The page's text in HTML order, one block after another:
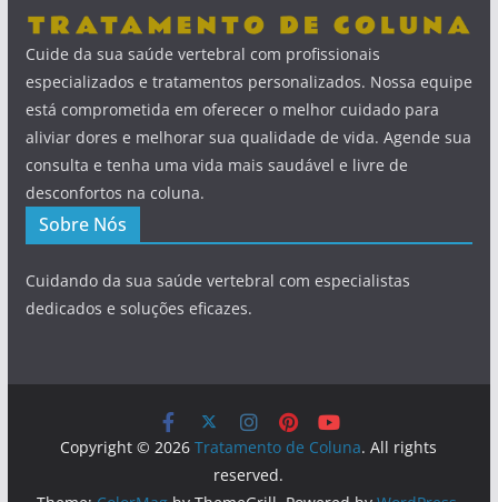
Cuide da sua saúde vertebral com profissionais
especializados e tratamentos personalizados. Nossa equipe
está comprometida em oferecer o melhor cuidado para
aliviar dores e melhorar sua qualidade de vida. Agende sua
consulta e tenha uma vida mais saudável e livre de
desconfortos na coluna.
Sobre Nós
Cuidando da sua saúde vertebral com especialistas
dedicados e soluções eficazes.
Copyright © 2026Tratamento de Coluna. All rights
reserved.